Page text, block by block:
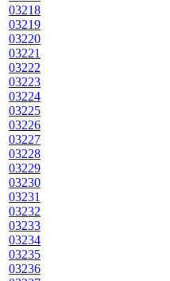
03218
03219
03220
03221
03222
03223
03224
03225
03226
03227
03228
03229
03230
03231
03232
03233
03234
03235
03236